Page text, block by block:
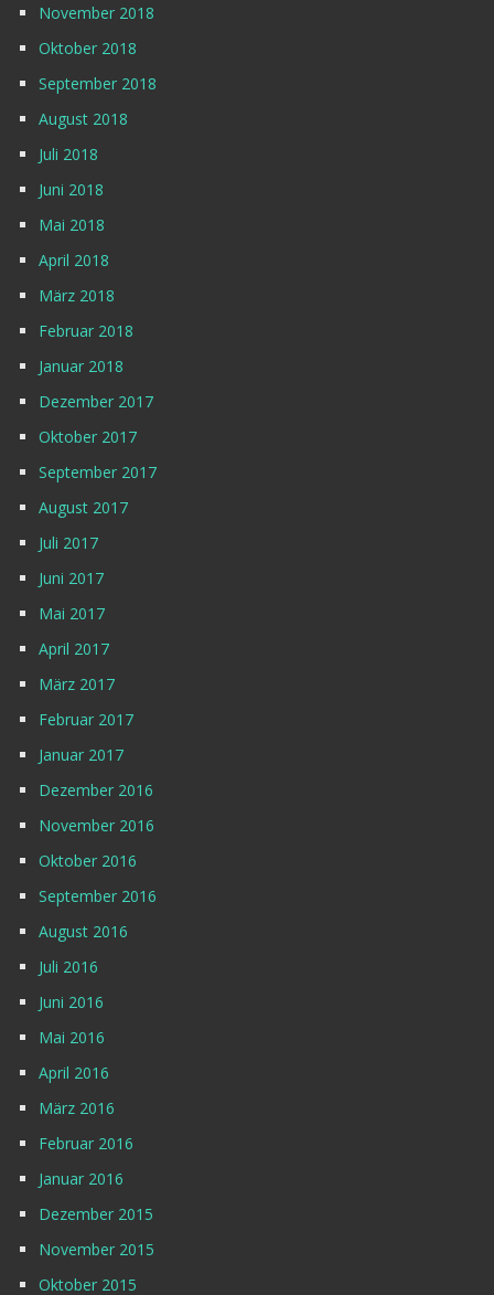
November 2018
Oktober 2018
September 2018
August 2018
Juli 2018
Juni 2018
Mai 2018
April 2018
März 2018
Februar 2018
Januar 2018
Dezember 2017
Oktober 2017
September 2017
August 2017
Juli 2017
Juni 2017
Mai 2017
April 2017
März 2017
Februar 2017
Januar 2017
Dezember 2016
November 2016
Oktober 2016
September 2016
August 2016
Juli 2016
Juni 2016
Mai 2016
April 2016
März 2016
Februar 2016
Januar 2016
Dezember 2015
November 2015
Oktober 2015